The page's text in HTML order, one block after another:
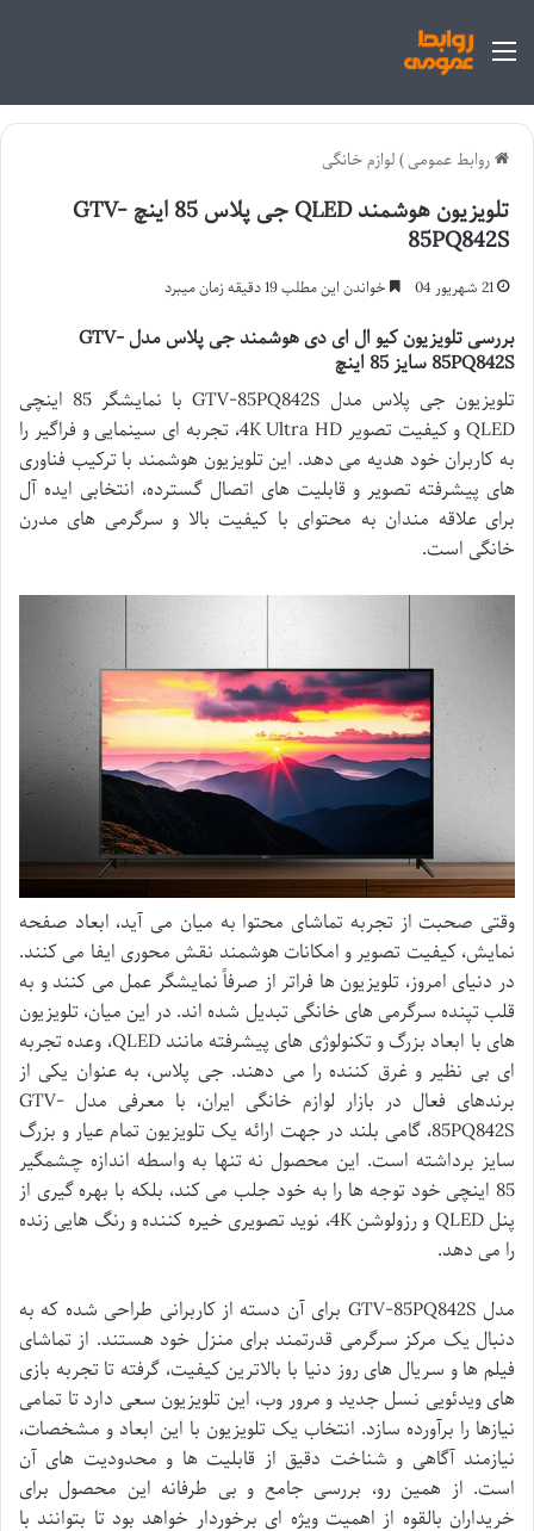
منو
روابط عمومی)لوازم خانگی
تلویزیون هوشمند QLED جی پلاس 85 اینچ GTV-
85PQ842S
21 شهریور 04 خواندن این مطلب 19 دقیقه زمان میبرد
بررسی تلویزیون کیو ال ای دی هوشمند جی پلاس مدل GTV-
85PQ842S سایز 85 اینچ
تلویزیون جی پلاس مدل GTV-85PQ842S با نمایشگر 85 اینچی
QLED و کیفیت تصویر 4K Ultra HD، تجربه ای سینمایی و فراگیر را
به کاربران خود هدیه می دهد. این تلویزیون هوشمند با ترکیب فناوری
های پیشرفته تصویر و قابلیت های اتصال گسترده، انتخابی ایده آل
برای علاقه مندان به محتوای با کیفیت بالا و سرگرمی های مدرن
خانگی است.
وقتی صحبت از تجربه تماشای محتوا به میان می آید، ابعاد صفحه
نمایش، کیفیت تصویر و امکانات هوشمند نقش محوری ایفا می کنند.
در دنیای امروز، تلویزیون ها فراتر از صرفاً نمایشگر عمل می کنند و به
قلب تپنده سرگرمی های خانگی تبدیل شده اند. در این میان، تلویزیون
های با ابعاد بزرگ و تکنولوژی های پیشرفته مانند QLED، وعده تجربه
ای بی نظیر و غرق کننده را می دهند. جی پلاس، به عنوان یکی از
برندهای فعال در بازار لوازم خانگی ایران، با معرفی مدل GTV-
85PQ842S، گامی بلند در جهت ارائه یک تلویزیون تمام عیار و بزرگ
سایز برداشته است. این محصول نه تنها به واسطه اندازه چشمگیر
85 اینچی خود توجه ها را به خود جلب می کند، بلکه با بهره گیری از
پنل QLED و رزولوشن 4K، نوید تصویری خیره کننده و رنگ هایی زنده
را می دهد.
مدل GTV-85PQ842S برای آن دسته از کاربرانی طراحی شده که به
دنبال یک مرکز سرگرمی قدرتمند برای منزل خود هستند. از تماشای
فیلم ها و سریال های روز دنیا با بالاترین کیفیت، گرفته تا تجربه بازی
های ویدئویی نسل جدید و مرور وب، این تلویزیون سعی دارد تا تمامی
نیازها را برآورده سازد. انتخاب یک تلویزیون با این ابعاد و مشخصات،
نیازمند آگاهی و شناخت دقیق از قابلیت ها و محدودیت های آن
است. از همین رو، بررسی جامع و بی طرفانه این محصول برای
خریداران بالقوه از اهمیت ویژه ای برخوردار خواهد بود تا بتوانند با